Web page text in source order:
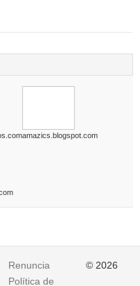
amazics.blogspot.com
Renuncia
Política de
© 2026